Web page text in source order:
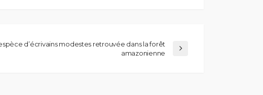
d’écrivains modestes retrouvée dans la forêt
amazonienne